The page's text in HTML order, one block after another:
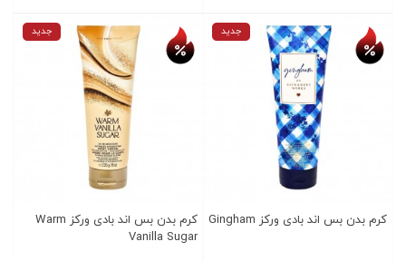
جدید
کرم بدن بس اند بادی ورکز Gingham
جدید
کرم بدن بس اند بادی ورکز Warm
Vanilla Sugar